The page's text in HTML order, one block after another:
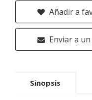
Añadir a
Enviar a
Sinopsis